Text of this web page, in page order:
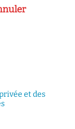
et des